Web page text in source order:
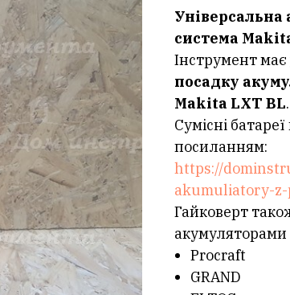
Універсальна
система
Інструмент має
посадку
Makita LXT BL.
Сумісні
посиланням:
https://
akumuliatory-
Гайковерт
акумуляторами
Procraft
GRAND